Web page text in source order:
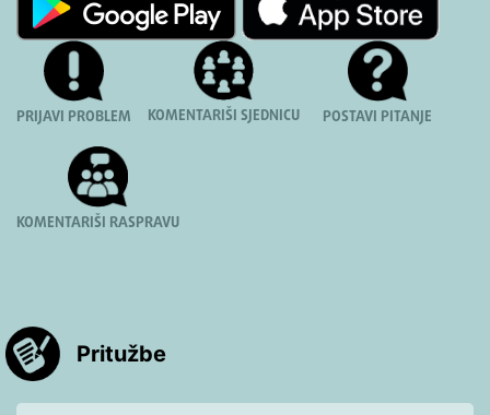
PRIJAVI PROBLEM KOMENTARIŠI SJEDNICU POSTAVI PITANJE
KOMENTARIŠI RASPRAVU
Pritužbe